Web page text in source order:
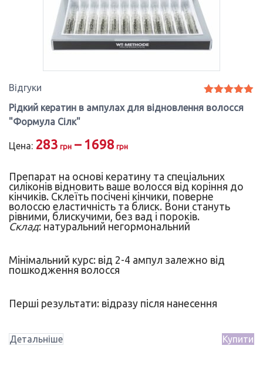
Відгуки
4.89з 5
Рідкий кератин в ампулах для відновлення волосся
"Формула Сілк"
Цена: 283 грн – 1698 грн
Препарат на основі кератину та спеціальних
силіконів відновить ваше волосся від коріння до
кінчиків. Склеїть посічені кінчики, поверне
волоссю еластичність та блиск. Вони стануть
рівними, блискучими, без вад і пороків.
Склад: натуральний негормональний
Мінімальний курс: від 2-4 ампул залежно від
пошкодження волосся
Перші результати: відразу після нанесення
Детальніше Купити